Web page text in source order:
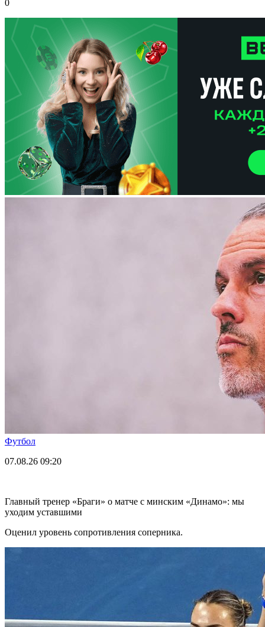
0
Футбол
07.08.26 09:20
Главный тренер «Браги» о матче с минским «Динамо»: мы
уходим уставшими
Оценил уровень сопротивления соперника.